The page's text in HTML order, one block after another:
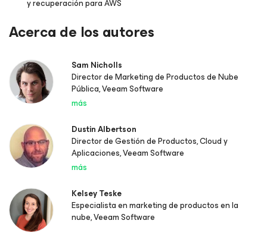
y recuperación para AWS
Acerca de los autores
Sam Nicholls
Director de Marketing de Productos de Nube
Pública, Veeam Software
más
Dustin Albertson
Director de Gestión de Productos, Cloud y
Aplicaciones, Veeam Software
más
Kelsey Teske
Especialista en marketing de productos en la
nube, Veeam Software